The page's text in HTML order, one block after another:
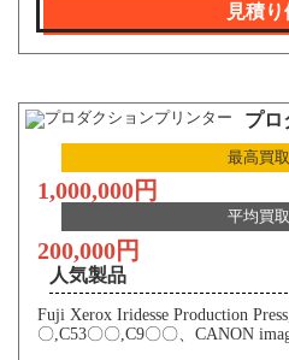
見積
プロ
最高買
1,000,000円
平均買
200,000円
人気製品
Fuji Xerox Iridesse Production
〇,C53〇〇,C9〇〇、CANON